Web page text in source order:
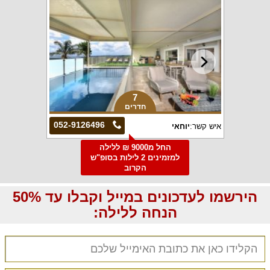
7
חדרים
052-9126496 איש קשר:יוחאי
החל מ9000 ₪ ללילה
למזמינים 2 לילות בסופ"ש
הקרוב
הירשמו לעדכונים במייל וקבלו עד 50%
הנחה ללילה: